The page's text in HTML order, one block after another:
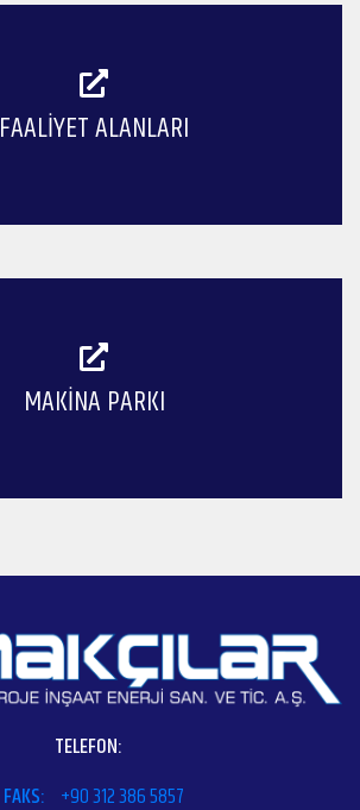
FAALIYET ALANLARI
MAKINA PARKI
TELEFON:
FAKS: +90 312 386 5857